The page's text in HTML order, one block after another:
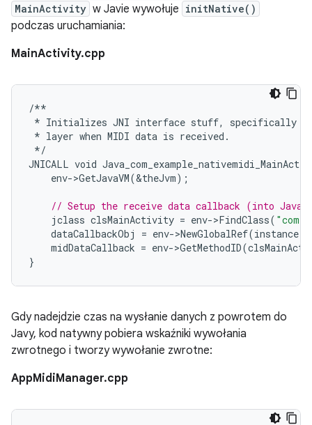
MainActivity w Javie wywołuje initNative()
podczas uruchamiania:
MainActivity.cpp
/**
* Initializes JNI interface stuff, specifically
* layer when MIDI data is received .
*/
JNICALL void
env->GetJavaVM(&theJvm);
// Setup the receive data callback (into Java)
jclass clsMainActivity = env->FindClass( "com/
dataCallbackObj
= env->NewGlobalRef(instance
midDataCallback = env->GetMethodID(
}
Gdy nadejdzie czas na wysłanie danych z powrotem do
Javy, kod natywny pobiera wskaźniki wywołania
zwrotnego i tworzy wywołanie zwrotne:
AppMidiManager.cpp